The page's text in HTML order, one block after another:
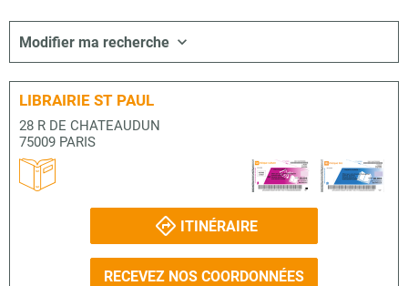
Modifier ma recherche
LIBRAIRIE ST PAUL
28 R DE CHATEAUDUN
75009 PARIS
ITINÉRAIRE
RECEVEZ NOS COORDONNÉES